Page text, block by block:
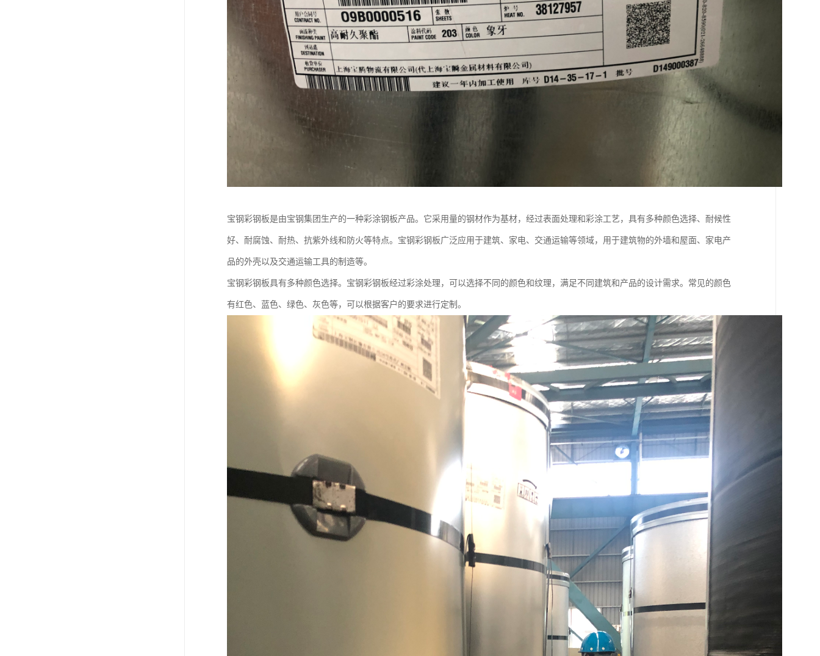
宝钢彩钢板是由宝钢集团生产的一种彩涂钢板产品。它采用量的钢材作为基材，经过表面处理和彩涂工艺，具有多种颜色选择、耐候性
好、耐腐蚀、耐热、抗紫外线和防火等特点。宝钢彩钢板广泛应用于建筑、家电、交通运输等领域，用于建筑物的外墙和屋面、家电产
品的外壳以及交通运输工具的制造等。
宝钢彩钢板具有多种颜色选择。宝钢彩钢板经过彩涂处理，可以选择不同的颜色和纹理，满足不同建筑和产品的设计需求。常见的颜色
有红色、蓝色、绿色、灰色等，可以根据客户的要求进行定制。